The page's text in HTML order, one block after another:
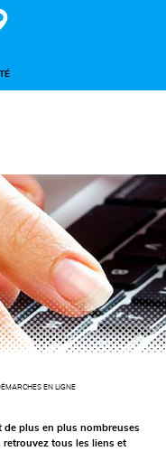
EN LIGNE
de plus en plus nombreuses
retrouvez tous les liens et